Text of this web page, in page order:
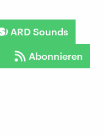
ARD Sounds
Abonnieren